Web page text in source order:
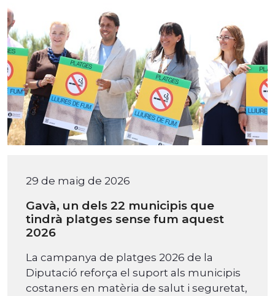
29 de maig de 2026
Gavà, un dels 22 municipis que
tindrà platges sense fum aquest
2026
La campanya de platges 2026 de la
Diputació reforça el suport als municipis
costaners en matèria de salut i seguretat,